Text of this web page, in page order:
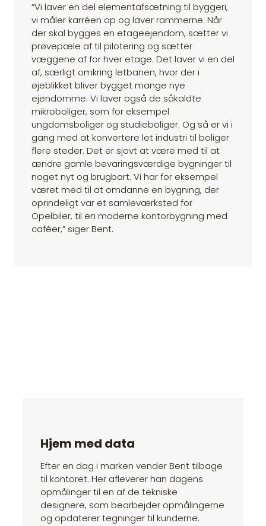
“Vi laver en del elementafsætning til byggeri,
vi måler karréen op og laver rammerne. Når
der skal bygges en etageejendom, sætter vi
prøvepæle af til pilotering og sætter
væggene af for hver etage. Det laver vi en del
af, særligt omkring letbanen, hvor der i
øjeblikket bliver bygget mange nye
ejendomme. Vi laver også de såkaldte
mikroboliger, som for eksempel
ungdomsboliger og studieboliger. Og så er vi i
gang med at konvertere let industri til boliger
flere steder. Det er sjovt at være med til at
ændre gamle bevaringsværdige bygninger til
noget nyt og brugbart. Vi har for eksempel
været med til at omdanne en bygning, der
oprindeligt var et samleværksted for
Opelbiler, til en moderne kontorbygning med
caféer,” siger Bent.
Hjem med data
Efter en dag i marken vender Bent tilbage
til kontoret. Her afleverer han dagens
opmålinger til en af de tekniske
designere, som bearbejder opmålingerne
og opdaterer tegninger til kunderne.